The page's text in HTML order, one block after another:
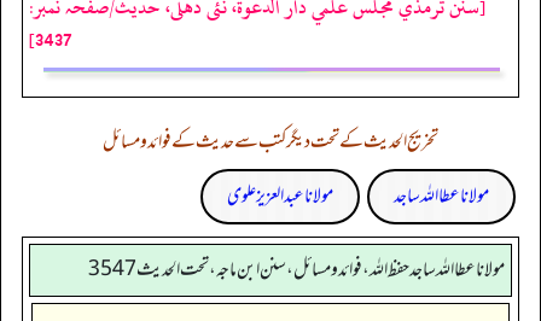
3437]
تخریج الحدیث کے تحت دیگر کتب سے حدیث کے فوائد و مسائل
مولانا عطا اللہ ساجد
مولانا عبد العزیز علوی
مولانا عطا الله ساجد حفظ الله، فوائد و مسائل، سنن ابن ماجه، تحت الحديث3547